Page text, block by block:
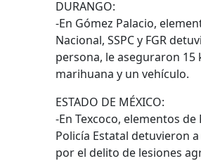
DURANGO:
-En Gómez Palacio,
Nacional, SSPC y FGR
persona, le aseguraron 15
marihuana y un vehículo.
ESTADO DE MÉXICO:
-En Texcoco, elementos de
Policía Estatal detuvieron
por el delito de lesiones